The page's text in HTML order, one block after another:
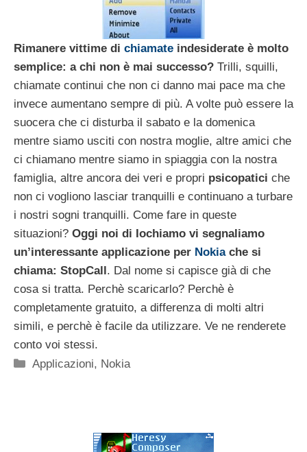
Rimanere vittime di chiamate indesiderate è molto
semplice: a chi non è mai successo? Trilli, squilli,
chiamate continui che non ci danno mai pace ma che
invece aumentano sempre di più. A volte può essere la
suocera che ci disturba il sabato e la domenica
mentre siamo usciti con nostra moglie, altre amici che
ci chiamano mentre siamo in spiaggia con la nostra
famiglia, altre ancora dei veri e propri psicopatici che
non ci vogliono lasciar tranquilli e continuano a turbare
i nostri sogni tranquilli. Come fare in queste
situazioni? Oggi noi di Iochiamo vi segnaliamo
un’interessante applicazione per Nokiache si
chiama: StopCall. Dal nome si capisce già di che
cosa si tratta. Perchè scaricarlo? Perchè è
completamente gratuito, a differenza di molti altri
simili, e perchè è facile da utilizzare. Ve ne renderete
conto voi stessi.
Categorie
Applicazioni, Nokia